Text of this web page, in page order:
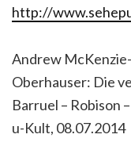
http://
Andrew
Oberhauser: Die
Barruel – Robison
u-Kult, 08.07.2014